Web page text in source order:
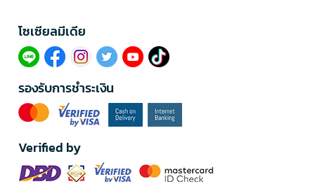
โซเซียลมีเดีย​
รองรับการชำระเงิน
Verified by